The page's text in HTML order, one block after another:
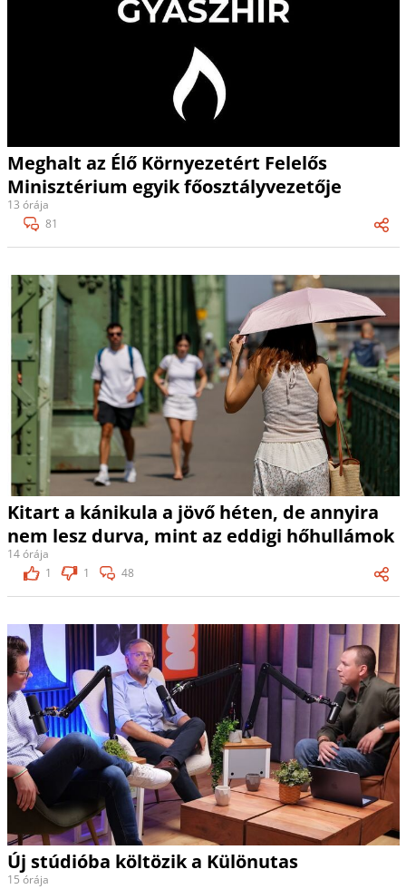
Meghalt az Élő Környezetért Felelős
Minisztérium egyik főosztályvezetője
13 órája
81
Kitart a kánikula a jövő héten, de annyira
nem lesz durva, mint az eddigi hőhullámok
14 órája
1
1 48
Új stúdióba költözik a Különutas
15 órája